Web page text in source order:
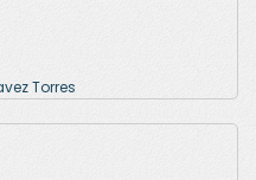
Torres